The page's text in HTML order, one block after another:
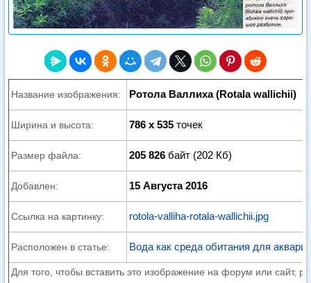
Название изображения: Ротола Валлиха (Rotala wallichii)
Ширина и высота: 786 x 535 точек
Размер файла: 205 826 байт (202 Кб)
Добавлен: 15 Августа 2016
Ссылка на картинку: rotola-valliha-rotala-wallichii.jpg
Расположен в статье: Вода как среда обитания для
Для того, чтобы вставить это изображение на форум или сайт,